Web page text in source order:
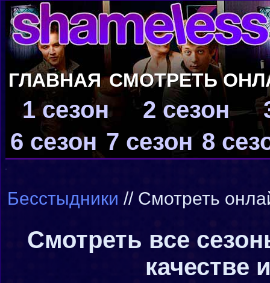
ГЛАВНАЯ СМОТРЕТЬ
1 сезон 2 сезон
6 сезон 7 сезон 8
Бесстыдники // Смотреть
Смотреть все
качестве